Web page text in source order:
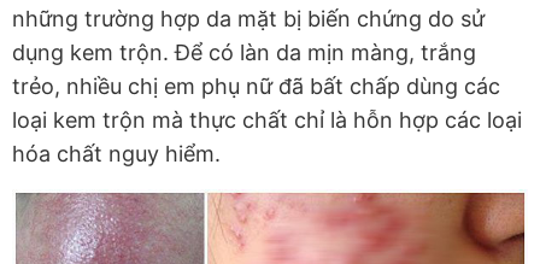
những trường hợp da mặt bị biến chứng do sử
dụng kem trộn. Để có làn da mịn màng, trắng
trẻo, nhiều chị em phụ nữ đã bất chấp dùng các
loại kem trộn mà thực chất chỉ là hỗn hợp các loại
hóa chất nguy hiểm.